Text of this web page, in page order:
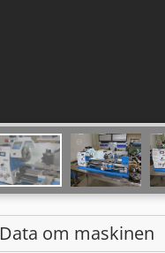
Data om maskinen